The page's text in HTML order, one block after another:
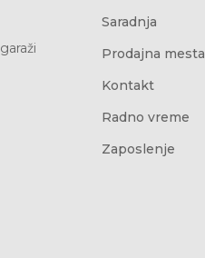
Saradnja
Prodajna mesta
Kontakt
Radno vreme
Zaposlenje